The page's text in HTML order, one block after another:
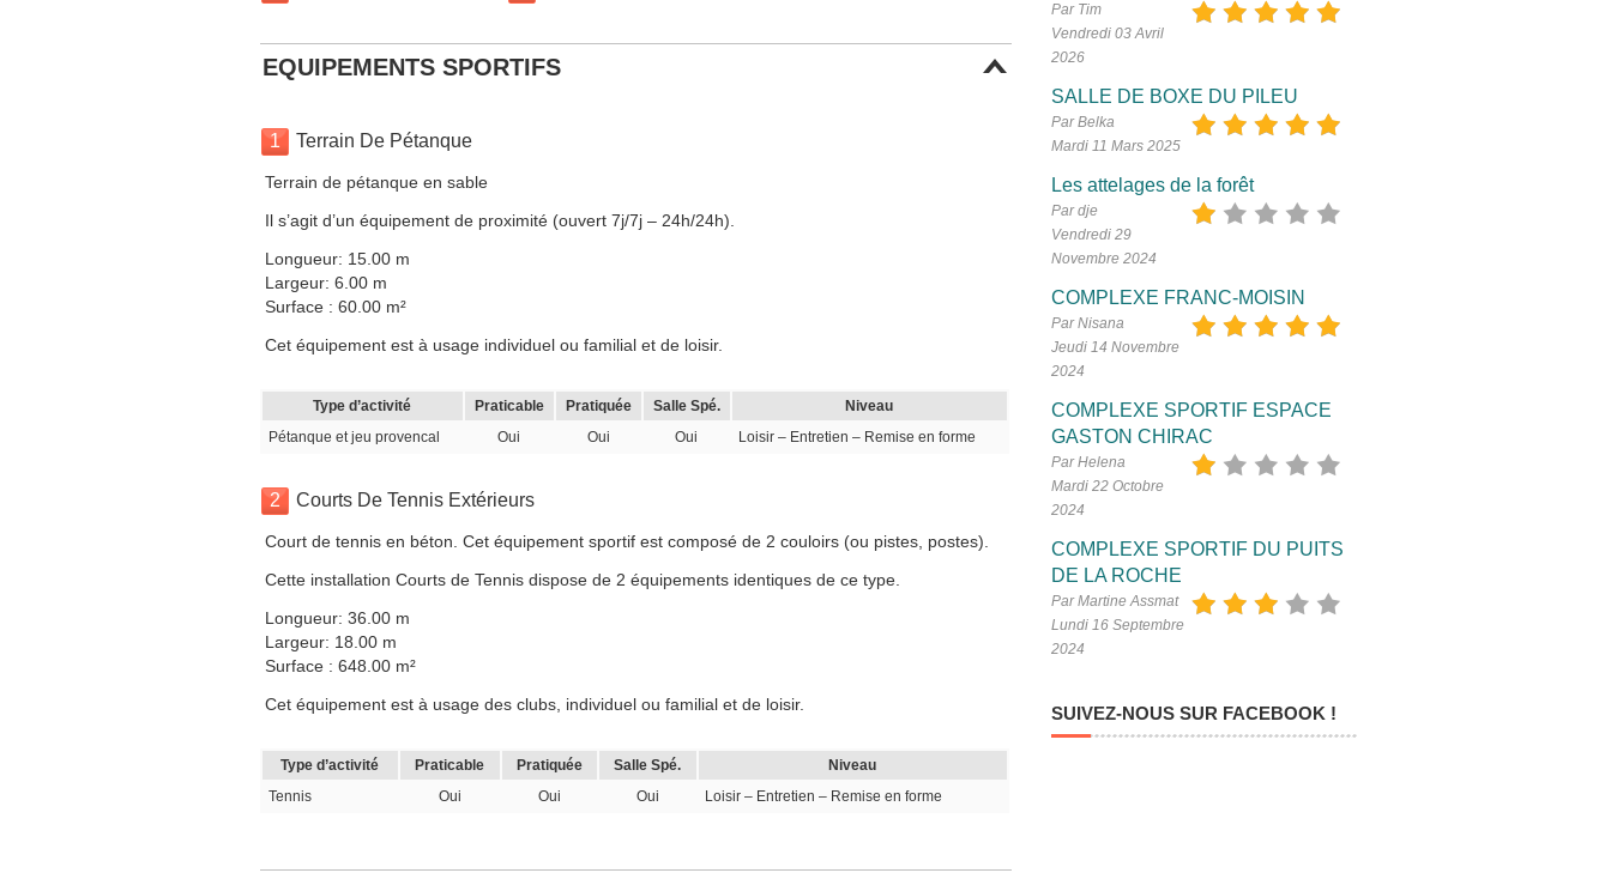
EQUIPEMENTS SPORTIFS
1 Terrain De Pétanque
Terrain de pétanque en sable
Il s’agit d’un équipement de proximité (ouvert 7j/7j – 24h/24h).
Longueur: 15.00 m
Largeur: 6.00 m
Surface : 60.00 m²
Cet équipement est à usage individuel ou familial et de loisir.
Type d’activité Praticable Pratiquée Salle Spé.
Niveau
Pétanque et jeu provencal
Oui Oui Oui Loisir – Entretien – Remise en forme
2 Courts De Tennis Extérieurs
Court de tennis en béton. Cet équipement sportif est composé de 2 couloirs (ou pistes, postes).
Cette installation Courts de Tennis dispose de 2 équipements identiques de ce type.
Longueur: 36.00 m
Largeur: 18.00 m
Surface : 648.00 m²
Cet équipement est à usage des clubs, individuel ou familial et de loisir.
Type d’activité Praticable Pratiquée Salle Spé.
Niveau
Tennis
Oui Oui Oui Loisir – Entretien – Remise en forme
Par Tim
Vendredi 03 Avril
2026
SALLE DE BOXE DU PILEU
Par Belka
Mardi 11 Mars 2025
Les attelages de la forêt
Par dje
Vendredi 29
Novembre 2024
COMPLEXE FRANC-MOISIN
Par Nisana
Jeudi 14 Novembre
2024
COMPLEXE SPORTIF ESPACE
GASTON CHIRAC
Par Helena
Mardi 22 Octobre
2024
COMPLEXE SPORTIF DU PUITS
DE LA ROCHE
Par Martine Assmat
Lundi 16 Septembre
2024
SUIVEZ-NOUS SUR FACEBOOK !